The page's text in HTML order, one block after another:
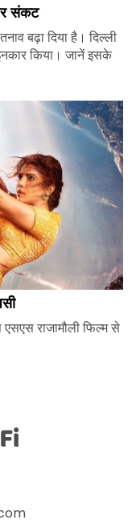
संकट
बढ़ा दिया है। दिल्ली
किया। जानें इसके
एसएस राजामौली फिल्म से